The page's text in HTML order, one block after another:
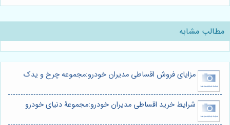
مطالب مشابه
مزایای فروش اقساطی مدیران خودرو:مجموعه چرخ و یدک
شرایط خرید اقساطی مدیران خودرو:مجموعۀ دنیای خودرو